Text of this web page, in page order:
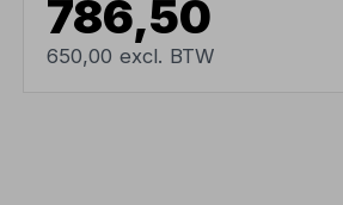
786,50
650,00 excl. BTW